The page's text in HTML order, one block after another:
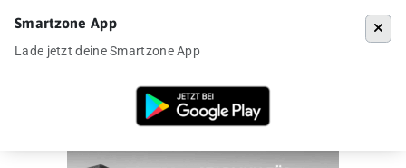
»Starlink Privathaushalt 1 Monate kostenlos
Smartzone App
Lade jetzt deine Smartzone App